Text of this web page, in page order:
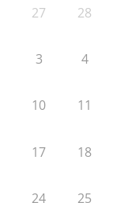
27 28
3 4
10 11
17 18
24 25